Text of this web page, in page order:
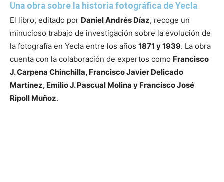
Una obra sobre la historia fotográfica de Yecla
El libro, editado por Daniel Andrés Díaz, recoge un
minucioso trabajo de investigación sobre la evolución de
la fotografía en Yecla entre los años 1871 y 1939. La obra
cuenta con la colaboración de expertos como Francisco
J. Carpena Chinchilla, Francisco Javier Delicado
Martínez, Emilio J. Pascual Molina y Francisco José
Ripoll Muñoz.